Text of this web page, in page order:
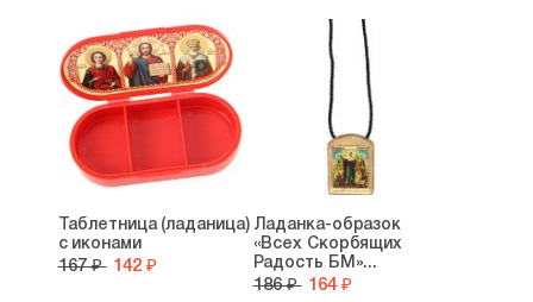
Таблетница (ладаница)
с иконами
167 ₽ 142 ₽
Ладанка-образок
«Всех Скорбящих
Радость БМ»...
186 ₽ 164 ₽